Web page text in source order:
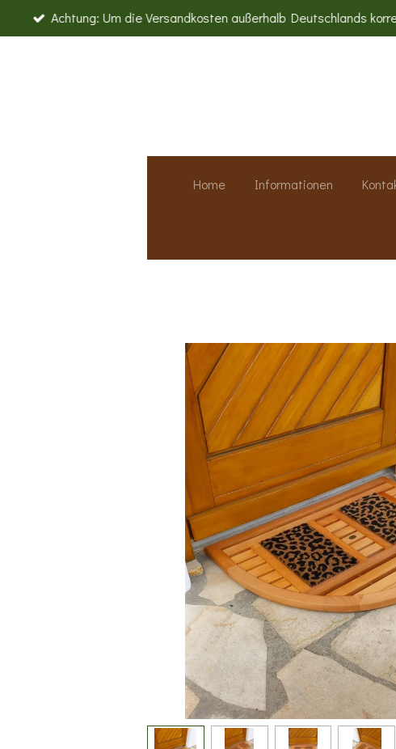
Zum
Hauptinhalt
Achtung: Um die Versandkosten außerhalb Deutschlands
Home Informationen